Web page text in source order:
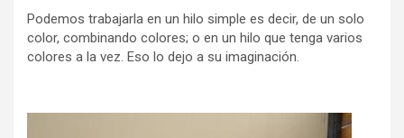
Podemos trabajarla en un hilo simple es decir, de un solo
color, combinando colores; o en un hilo que tenga varios
colores a la vez. Eso lo dejo a su imaginación.